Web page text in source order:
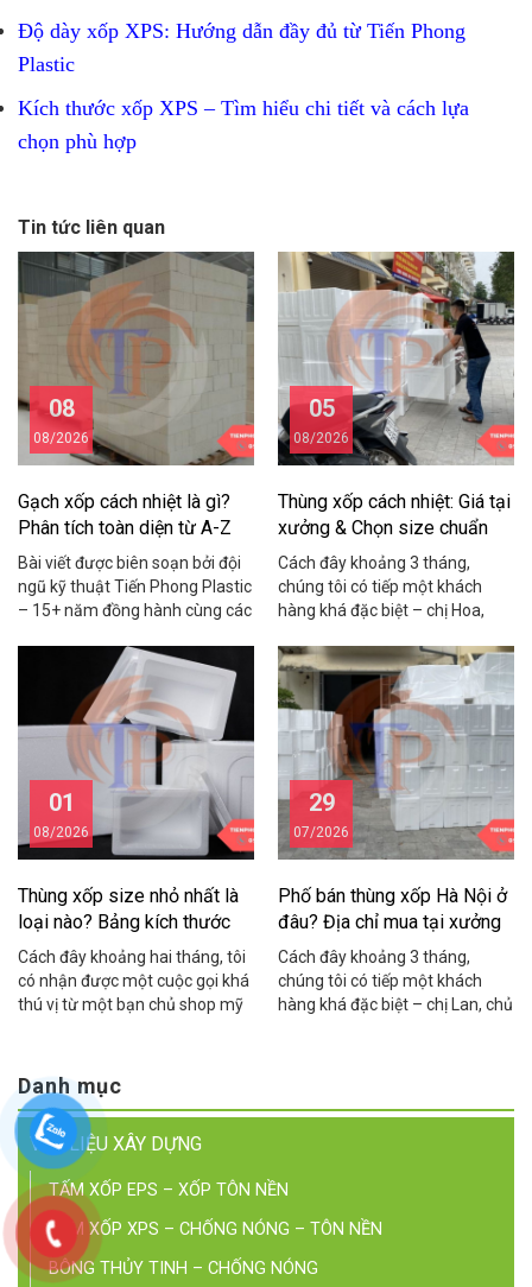
Độ dày xốp XPS: Hướng dẫn đầy đủ từ Tiến Phong
Plastic
Kích thước xốp XPS – Tìm hiểu chi tiết và cách lựa
chọn phù hợp
Tin tức liên quan
08
08/2026
Gạch xốp cách nhiệt là gì?
Phân tích toàn diện từ A-Z
Bài viết được biên soạn bởi đội
ngũ kỹ thuật Tiến Phong Plastic
– 15+ năm đồng hành cùng các
trong lĩnh vực vật liệu cách
nhiệt, cách âm, chống nóng.
Cách đây khoảng hai năm,
chúng tôi nhận được cuộc gọi
từ anh Hùng – chủ một […]
05
08/2026
Thùng xốp cách nhiệt: Giá tại
xưởng & Chọn size chuẩn
2026
Cách đây khoảng 3 tháng,
chúng tôi có tiếp một khách
hàng khá đặc biệt – chị Hoa,
Cầu Giấy. Chị chia sẻ rằng mỗi
tháng shop mất gần 15 triệu
đồng vì tôm cua bị hỏng trong
quá trình vận chuyển do dùng
thùng xốp kém chất […]
01
08/2026
Thùng xốp size nhỏ nhất là
loại nào? Bảng kích thước
chuẩn
Cách đây khoảng hai tháng, tôi
có nhận được một cuộc gọi khá
thú vị từ một bạn chủ shop mỹ
hàng yến sào mà thùng to quá,
khách nhận hàng cứ hỏi sao
thùng rỗng nửa, nhìn không
chuyên nghiệp, […]
29
07/2026
Phố bán thùng xốp Hà Nội ở
đâu? Địa chỉ mua tại xưởng
giá rẻ
Cách đây khoảng 3 tháng,
chúng tôi có tiếp một khách
hàng khá đặc biệt – chị Lan, chủ
Yên Phụ để mua thùng xốp lẻ,
Danh mục
VẬT LIỆU XÂY DỰNG
TẤM XỐP EPS – XỐP TÔN NỀN
TẤM XỐP XPS – CHỐNG NÓNG – TÔN NỀN
BÔNG THỦY TINH – CHỐNG NÓNG